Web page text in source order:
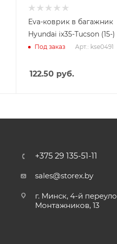
Eva-коврик в багажник
Hyundai ix35-Tucson (15-)
Под заказ Арт.: kse0491
122.50 руб.
+375 29 135-51-11
sales@storex.by
г. Минск, 4-й
Монтажников, 13